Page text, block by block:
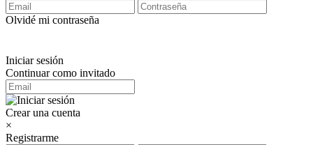
Olvidé mi contraseña
Iniciar sesión
Continuar como invitado
Crear una cuenta
×
Registrarme